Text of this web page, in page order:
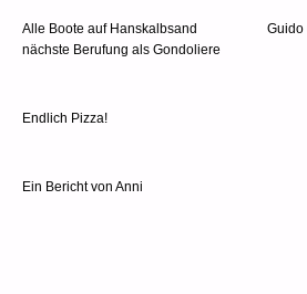
Alle Boote auf Hanskalbsand Guido
nächste Berufung als Gondoliere
Endlich Pizza!
Ein Bericht von Anni